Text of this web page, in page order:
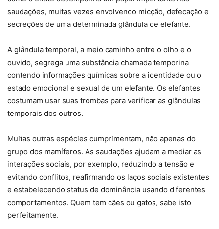
saudações, muitas vezes envolvendo micção, defecação e
secreções de uma determinada glândula de elefante.
A glândula temporal, a meio caminho entre o olho e o
ouvido, segrega uma substância chamada temporina
contendo informações químicas sobre a identidade ou o
estado emocional e sexual de um elefante. Os elefantes
costumam usar suas trombas para verificar as glândulas
temporais dos outros.
Muitas outras espécies cumprimentam, não apenas do
grupo dos mamíferos. As saudações ajudam a mediar as
interações sociais, por exemplo, reduzindo a tensão e
evitando conflitos, reafirmando os laços sociais existentes
e estabelecendo status de dominância usando diferentes
comportamentos. Quem tem cães ou gatos, sabe isto
perfeitamente.